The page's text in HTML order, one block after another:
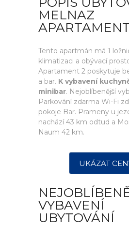
MELNAZ
Tento apartmán má 1
klimatizaci a obývací
Apartament 2 poskytuje
a bar. K vybavení
minibar. Nejoblíbenější
Parkování zdarma Wi-Fi
pokoje Bar. Prameny u
nachází 43 km odtud a
Naum 42 km.
UKÁZAT
VYBAVENÍ
UBYTOVÁNÍ